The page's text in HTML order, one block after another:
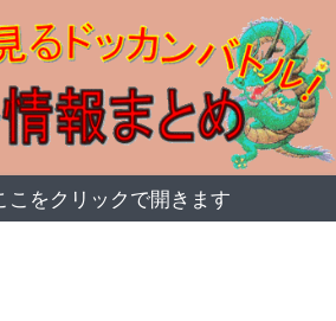
をクリックで開きます